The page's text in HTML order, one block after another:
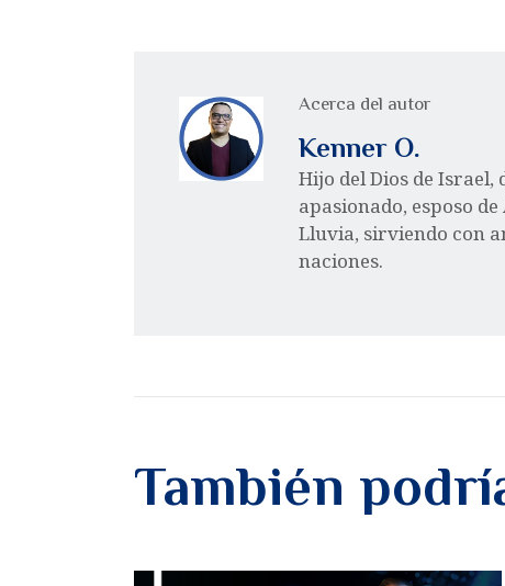
Acerca del autor
Kenner O.
Hijo del Dios de Israel,
apasionado, esposo
Lluvia, sirviendo con
naciones.
También